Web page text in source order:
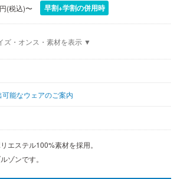
円(税込)〜 早割+学割の併用時
ズ・オンス・素材を表示 ▼
可能なウェアのご案内
エステル100%素材を採用。
ゾンです。